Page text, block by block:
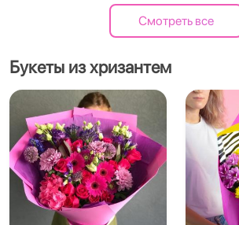
Смотреть все
Букеты из хризантем